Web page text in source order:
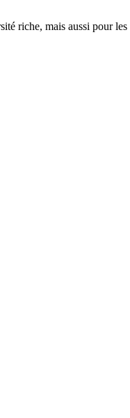
riche, mais aussi pour